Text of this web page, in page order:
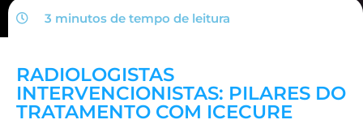
3 minutos de tempo de leitura
RADIOLOGISTAS
INTERVENCIONISTAS: PILARES DO
TRATAMENTO COM ICECURE